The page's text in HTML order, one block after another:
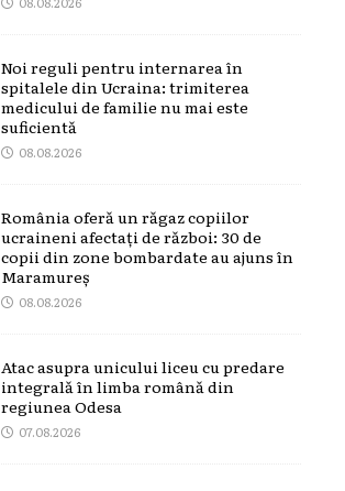
Noi reguli pentru internarea în
spitalele din Ucraina: trimiterea
medicului de familie nu mai este
suficientă
08.08.2026
România oferă un răgaz copiilor
ucraineni afectați de război: 30 de
copii din zone bombardate au ajuns în
Maramureș
08.08.2026
Atac asupra unicului liceu cu predare
integrală în limba română din
regiunea Odesa
07.08.2026